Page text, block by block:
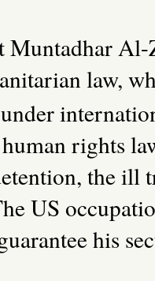
Muntadhar
law,
rights
the ill
US
his